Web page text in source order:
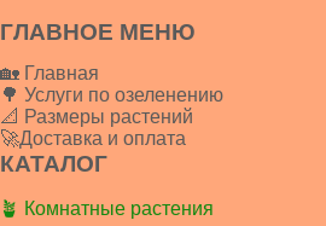
ГЛАВНОЕ МЕНЮ
🏡 Главная
🌳 Услуги по озеленению
📐 Размеры растений
🚀Доставка и оплата
КАТАЛОГ
🪴 Комнатные растения